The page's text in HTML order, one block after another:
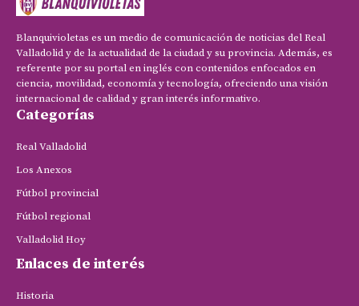
Blanquivioletas es un medio de comunicación de noticias del Real
Valladolid y de la actualidad de la ciudad y su provincia. Además, es
referente por su portal en inglés con contenidos enfocados en
ciencia, movilidad, economía y tecnología, ofreciendo una visión
internacional de calidad y gran interés informativo.
Categorías
Real Valladolid
Los Anexos
Fútbol provincial
Fútbol regional
Valladolid Hoy
Enlaces de interés
Historia